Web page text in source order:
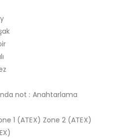
not : Anahtarlama
1 (ATEX) Zone 2 (ATEX)